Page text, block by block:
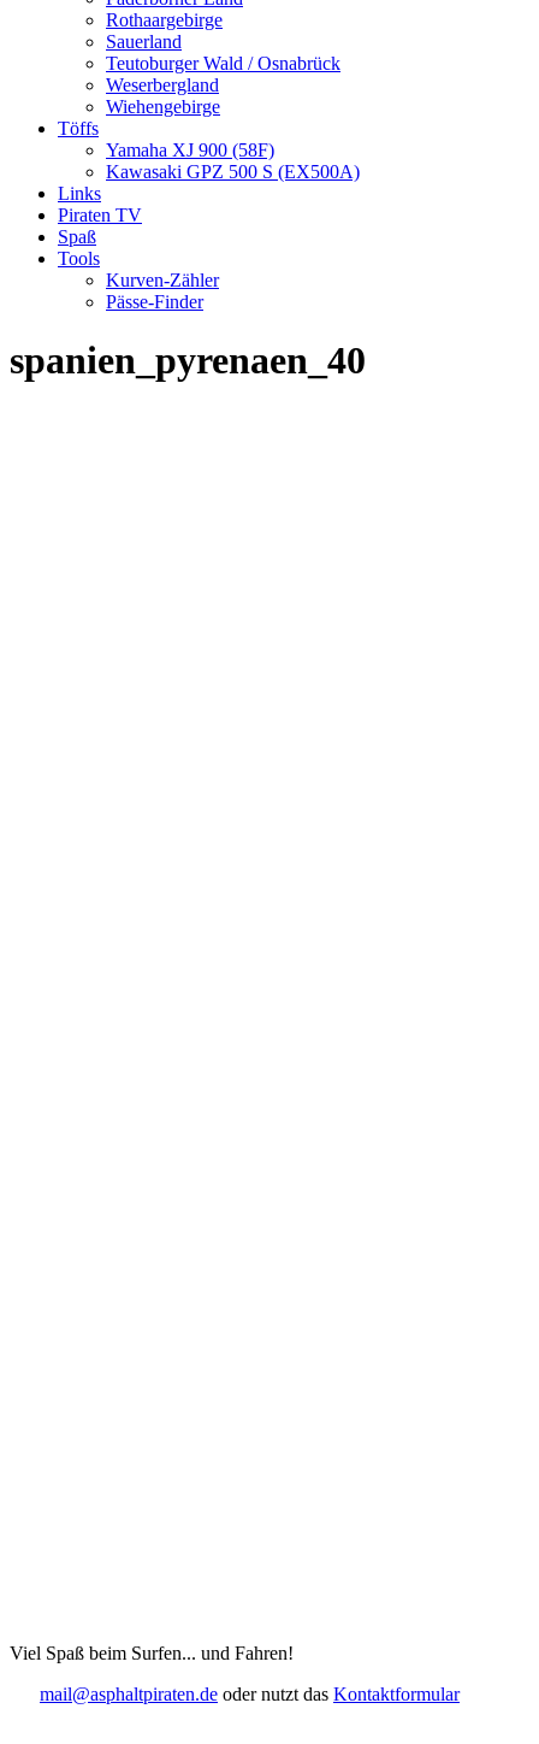
Rothaargebirge
Sauerland
Teutoburger Wald / Osnabrück
Weserbergland
Wiehengebirge
Töffs
Yamaha XJ 900 (58F)
Kawasaki GPZ 500 S (EX500A)
Links
Piraten TV
Spaß
Tools
Kurven-Zähler
Pässe-Finder
spanien_pyrenaen_40
Viel Spaß beim Surfen... und Fahren!
mail@asphaltpiraten.de oder nutzt das Kontaktformular